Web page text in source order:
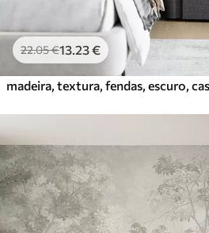
22.05€13 .23€